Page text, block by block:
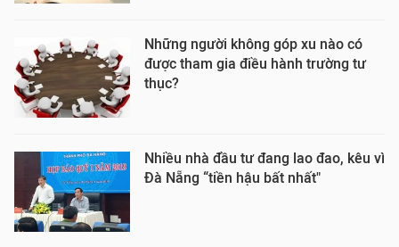
Những người không góp xu nào có
được tham gia điều hành trường tư
thục?
Nhiều nhà đầu tư đang lao đao, kêu vì
Đà Nẵng “tiền hậu bất nhất"